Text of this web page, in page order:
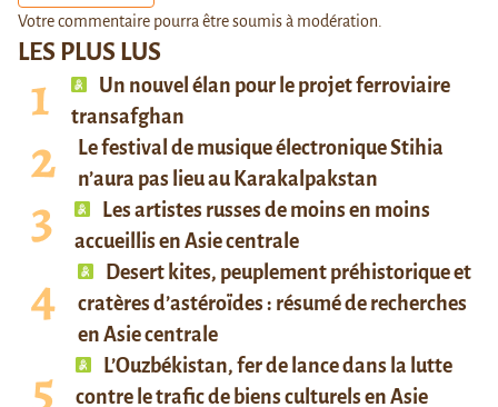
LES PLUS LUS
Un nouvel élan pour le projet ferroviaire
transafghan
Le festival de musique électronique Stihia
n’aura pas lieu au Karakalpakstan
Les artistes russes de moins en moins
accueillis en Asie centrale
Desert kites, peuplement préhistorique et
cratères d’astéroïdes : résumé de recherches
en Asie centrale
L’Ouzbékistan, fer de lance dans la lutte
contre le trafic de biens culturels en Asie
Votre commentaire pourra être soumis à modération.